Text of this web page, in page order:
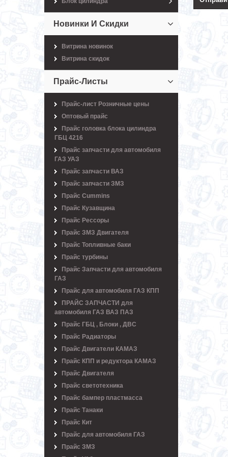
Новинки И Скидки
Витрина новинок
Витрина скидок
Прайс-Листы
Прайс-лист Розничные цены
Оптовый прайс
Прайс головка блока цилиндра
ГБЦ 4216
Прайс запчасти для автомобиля
ГАЗ УАЗ
Прайс запчасти ВАЗ
Прайс запчасти ЗМЗ
Прайс Cummins
Прайс Кузавщина
Прайс Рессоры
Прайс ЗМЗ Двигателя
Прайс Топливные баки
Прайс турбины
Прайс Запчасти для автомобиля
ГАЗ
Прайс для автомобиля ГАЗ КПП
ПРАЙС ЗАПЧАСТИ для
автомобиля ГАЗ ВАЗ ПАЗ
Прайс ГБЦ , Блоки , ДВС
Прайс Радиаторы
Прайс Двигатели КАМАЗ
Прайс КПП и редуктора КАМАЗ
Прайс Двигателя
Прайс светотехника
Прайс бампер пластмасса
Прайс Танаки
Прайс Кит
Прайс для автомобиля ГАЗ
Прайс ЗМЗ